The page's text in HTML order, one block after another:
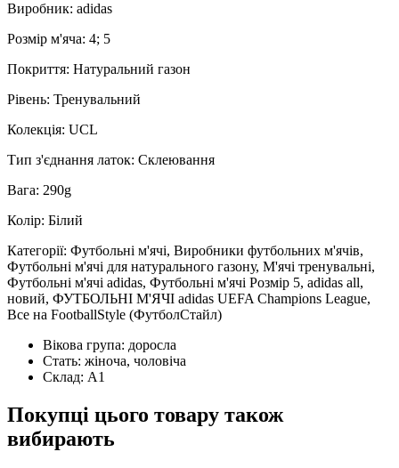
Виробник: adidas
Розмір м'яча: 4; 5
Покриття: Натуральний газон
Рівень: Тренувальний
Колекція: UCL
Тип з'єднання латок: Склеювання
Вага: 290g
Колір: Білий
Категорії: Футбольні м'ячі, Виробники футбольних м'ячів,
Футбольні м'ячі для натурального газону, М'ячі тренувальні,
Футбольні м'ячі adidas, Футбольні м'ячі Розмір 5, adidas all,
новий, ФУТБОЛЬНІ М'ЯЧІ adidas UEFA Champions League,
Все на FootballStyle (ФутболСтайл)
Вікова група: доросла
Стать: жіноча, чоловіча
Склад: А1
Покупці цього товару також
вибирають